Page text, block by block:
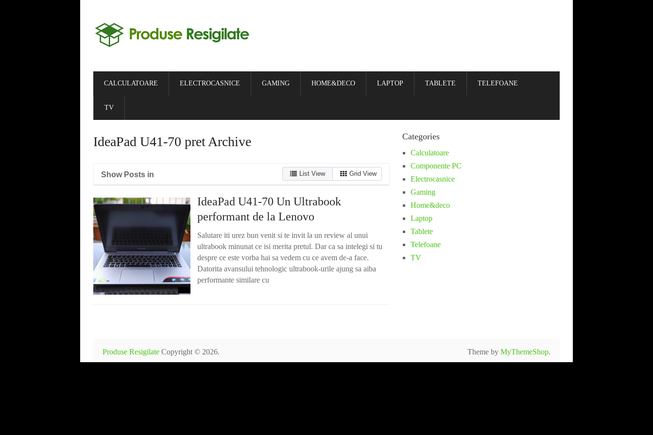
CALCULATOARE ELECTROCASNICE GAMING HOME&DECO LAPTOP TABLETE TELEFOANE
TV
IdeaPad U41-70 pret Archive
Show Posts in List View Grid View
IdeaPad U41-70 Un Ultrabook
performant de la Lenovo
Salutare iti urez bun venit si te invit la un review al unui
ultrabook minunat ce isi merita pretul. Dar ca sa intelegi si tu
despre ce este vorba hai sa vedem cu ce avem de-a face.
Datorita avansului tehnologic ultrabook-urile ajung sa aiba
performante similare cu
Categories
Calculatoare
Componente PC
Electrocasnice
Gaming
Home&deco
Laptop
Tablete
Telefoane
TV
Produse Resigilate Copyright © 2026. Theme by MyThemeShop.